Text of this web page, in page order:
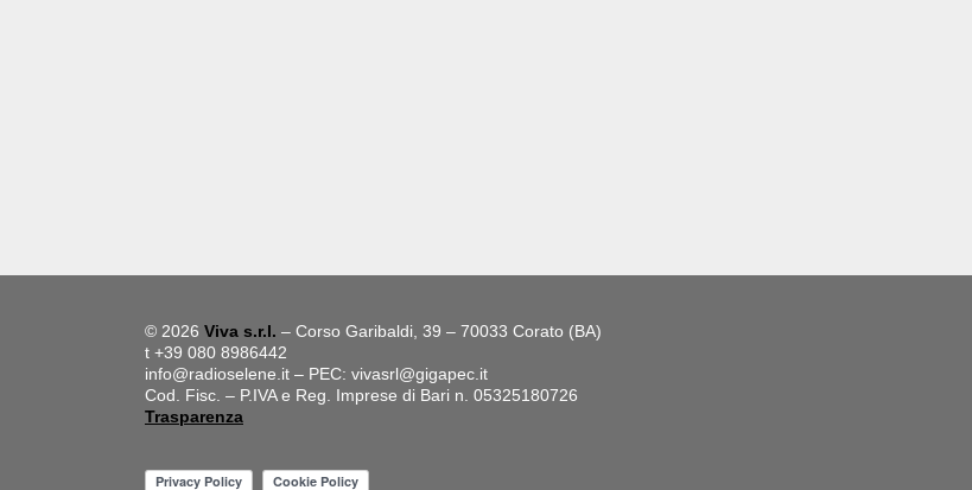
© 2026 Viva s.r.l. – Corso Garibaldi, 39 – 70033 Corato (BA)
t +39 080 8986442
info@radioselene.it – PEC: vivasrl@gigapec.it
Cod. Fisc. – P.IVA e Reg. Imprese di Bari n. 05325180726
Trasparenza